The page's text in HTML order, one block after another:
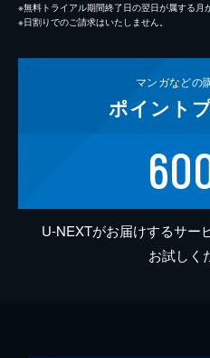
※無料トライアル期間終了日の翌日が属する月
※日割りでのご請求はいたしません。
マンガなどの
ポイント
U-NEXTがお届けするサー
お試しく